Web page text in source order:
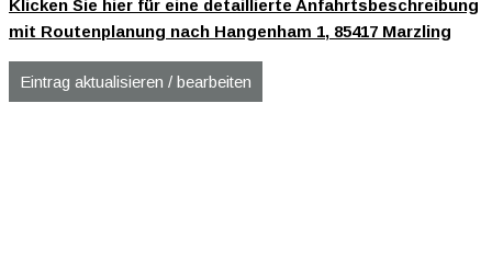
Klicken Sie hier für eine detaillierte Anfahrtsbeschreibung
mit Routenplanung nach Hangenham 1, 85417 Marzling